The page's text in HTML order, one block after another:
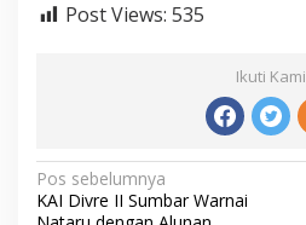
Post Views: 535
Ikuti Kami
N
Pos sebelumnya
KAI Divre II Sumbar Warnai